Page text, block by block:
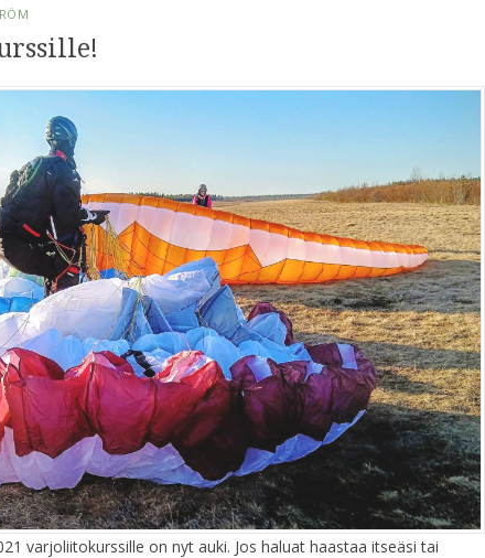
varjoliitokurssille on nyt auki. Jos haluat haastaa itseäsi tai